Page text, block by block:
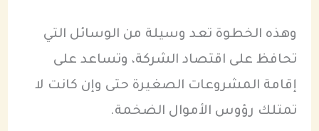
وهذه الخطوة تعد وسيلة من الوسائل التي
تحافظ على اقتصاد الشركة، وتساعد على
إقامة المشروعات الصغيرة حتى وإن كانت لا
تمتلك رؤوس الأموال الضخمة.